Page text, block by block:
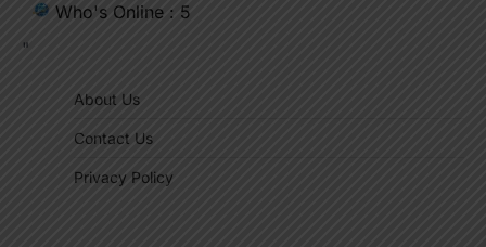
Who's Online : 5
"
About Us
Contact Us
Privacy Policy